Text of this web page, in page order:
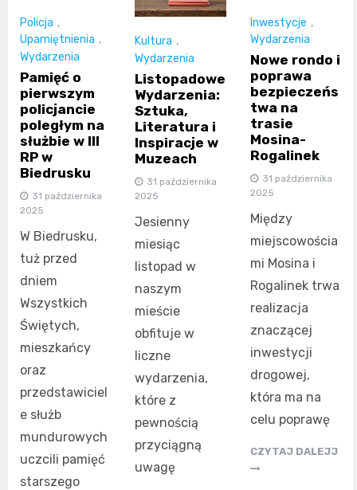
Policja ,
Upamiętnienia ,
Wydarzenia
Pamięć o
pierwszym
policjancie
poległym na
służbie w III
RP w
Biedrusku
31 października
2025
W Biedrusku,
tuż przed
dniem
Wszystkich
Świętych,
mieszkańcy
oraz
przedstawiciel
e służb
mundurowych
uczcili pamięć
starszego
Kultura ,
Wydarzenia
Listopadowe
Wydarzenia:
Sztuka,
Literatura i
Inspiracje w
Muzeach
31 października
2025
Jesienny
miesiąc
listopad w
naszym
mieście
obfituje w
liczne
wydarzenia,
które z
pewnością
przyciągną
uwagę
Inwestycje ,
Wydarzenia
Nowe rondo i
poprawa
bezpieczeńs
twa na
trasie
Mosina-
Rogalinek
31 października
2025
Między
miejscowościa
mi Mosina i
Rogalinek trwa
realizacja
znaczącej
inwestycji
drogowej,
która ma na
celu poprawę
CZYTAJ DALEJJ